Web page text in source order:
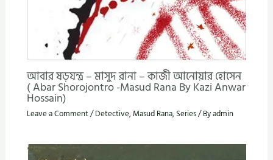
আবার ষড়যন্ত্র – মাসুদ রানা – কাজী আনোয়ার হোসেন
( Abar Shorojontro -Masud Rana By Kazi Anwar
Hossain)
Leave a Comment/Detective, Masud Rana, Series/ Byadmin